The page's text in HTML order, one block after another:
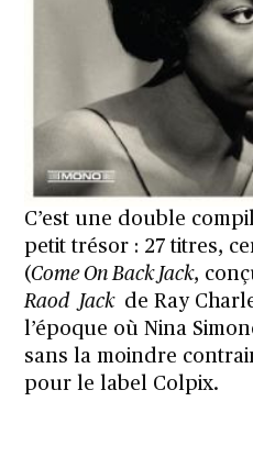
C’est une double
petit trésor : 27 titres,
(Come On Back Jack,
Raod Jackde Ray
l’époque où Nina
sans la moindre
pour le label Colpix.